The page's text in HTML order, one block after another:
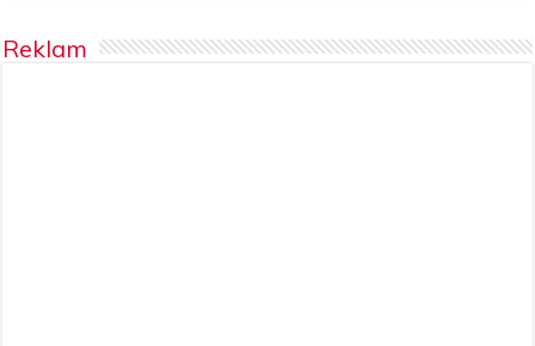
Reklam